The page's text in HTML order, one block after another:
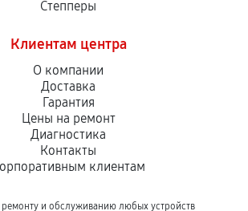
Степперы
Клиентам центра
О компании
Доставка
Гарантия
Цены на ремонт
Диагностика
Контакты
клиентам
ремонту и обслуживанию любых устройств